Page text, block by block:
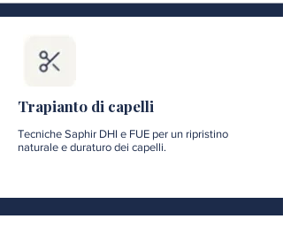
Trapianto di capelli
Tecniche Saphir DHI e FUE per un ripristino
naturale e duraturo dei capelli.